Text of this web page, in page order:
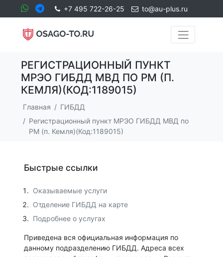
+7 495 722-26-25 to@au-plus.ru
РЕГИСТРАЦИОННЫЙ ПУНКТ
МРЭО ГИБДД МВД ПО РМ (П.
КЕМЛЯ)(КОД:1189015)
Главная
ГИБДД
Регистрационный пункт МРЭО ГИБДД МВД по
РМ (п. Кемля)(Код:1189015)
Быстрые ссылки
Оказываемые услуги
Отделение ГИБДД на карте
Подробнее о услугах
Приведена вся официальная информация по
данному подразделению ГИБДД. Адреса всех